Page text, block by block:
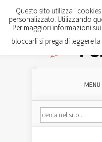
Questo sito utilizza i
personalizzato. Utilizzando
Per maggiori informazioni
bloccarli si prega di leggere la